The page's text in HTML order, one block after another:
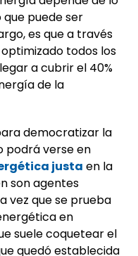
que puede ser
es que a través
todos los
a cubrir el 40%
de la
democratizar la
podrá verse en
justa en la
son agentes
vez que se prueba
en
suele coquetear el
quedó establecida